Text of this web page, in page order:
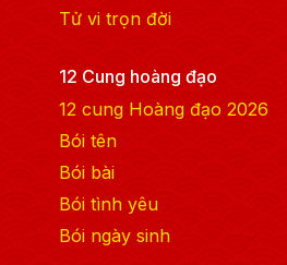
Tử vi trọn đời
12 Cung hoàng đạo
12 cung Hoàng đạo 2026
Bói tên
Bói bài
Bói tình yêu
Bói ngày sinh